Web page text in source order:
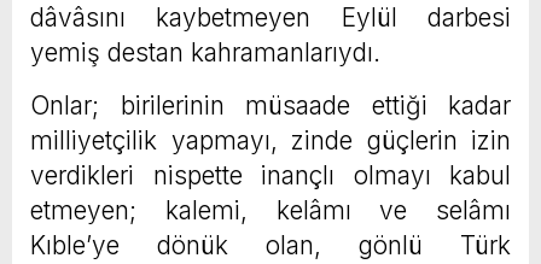
dâvâsını kaybetmeyen Eylül darbesi
yemiş destan kahramanlarıydı.
Onlar; birilerinin müsaade ettiği kadar
milliyetçilik yapmayı, zinde güçlerin izin
verdikleri nispette inançlı olmayı kabul
etmeyen; kalemi, kelâmı ve selâmı
Kıble’ye dönük olan, gönlü Türk